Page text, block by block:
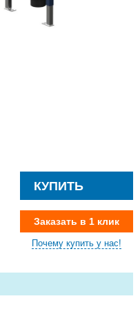
КУПИТЬ
Заказать в 1 клик
Почему купить у нас!